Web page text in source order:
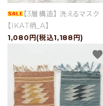
【3層構造】 洗えるマスク
【IKAT柄_A】
1,080円(税込1,188円)
favorite